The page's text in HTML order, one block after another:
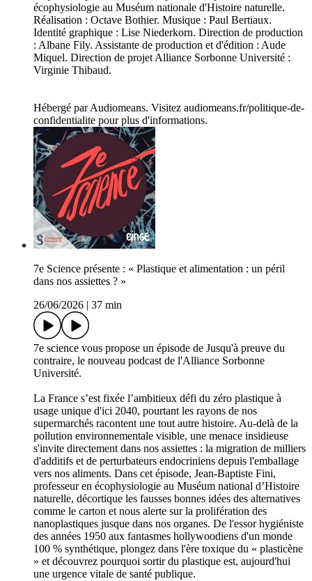
écophysiologie au Muséum nationale d'Histoire naturelle.
Réalisation : Octave Bothier. Musique : Paul Bertiaux.
Identité graphique : Lise Niederkorn. Direction de production
: Albane Fily. Assistante de production et d'édition : Aude
Miquel. Direction de projet Alliance Sorbonne Université :
Virginie Thibaud.
Hébergé par Audiomeans. Visitez audiomeans.fr/politique-de-
confidentialite pour plus d'informations.
7e Science présente : « Plastique et alimentation : un péril
dans nos assiettes ? »
26/06/2026
37 min
7e science vous propose un épisode de Jusqu'à preuve du
contraire, le nouveau podcast de l'Alliance Sorbonne
Université.
La France s’est fixée l’ambitieux défi du zéro plastique à
usage unique d'ici 2040, pourtant les rayons de nos
supermarchés racontent une tout autre histoire. Au-delà de la
pollution environnementale visible, une menace insidieuse
s'invite directement dans nos assiettes : la migration de milliers
d'additifs et de perturbateurs endocriniens depuis l'emballage
vers nos aliments. Dans cet épisode, Jean-Baptiste Fini,
professeur en écophysiologie au Muséum national d’Histoire
naturelle, décortique les fausses bonnes idées des alternatives
comme le carton et nous alerte sur la prolifération des
nanoplastiques jusque dans nos organes. De l'essor hygiéniste
des années 1950 aux fantasmes hollywoodiens d'un monde
100 % synthétique, plongez dans l'ère toxique du « plasticène
» et découvrez pourquoi sortir du plastique est, aujourd'hui
une urgence vitale de santé publique.